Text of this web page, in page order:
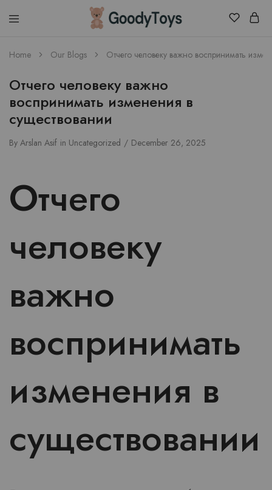
Children
Toys
Home Our Blogs Отчего человеку важно воспринимать
Отчего человеку важно
воспринимать изменения в
существовании
By Arslan Asif in Uncategorized December 26, 2025
Отчего
человеку
важно
воспринимать
изменения в
существовании